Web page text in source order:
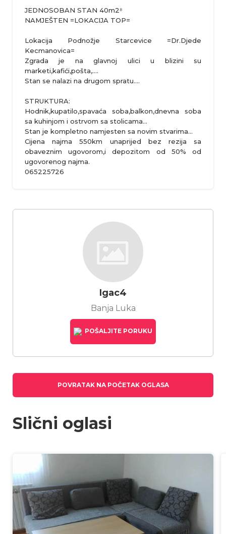
JEDNOSOBAN STAN 40m2⁸
NAMJEŠTEN =LOKACIJA TOP=
Lokacija Podnožje Starcevice =Dr.Djede
Kecmanovica=
Zgrada je na glavnoj ulici u blizini su
marketi,kafići,pošta,....
Stan se nalazi na drugom spratu....
STRUKTURA:
Hodnik,kupatilo,spavaća soba,balkon,dnevna soba
sa kuhinjom i ostrvom sa stolicama...
Stan je kompletno namjesten sa novim stvarima...
Cijena najma 550km unaprijed bez rezija sa
obaveznim ugovorom,i depozitom od 50% od
ugovorenog najma.
065225726
Igac4
Banja Luka
POŠALJITE PORUKU
POVRATAK NA POČETAK OGLASA
Slični oglasi